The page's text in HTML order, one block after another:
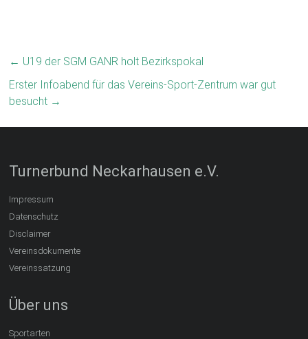
← U19 der SGM GANR holt Bezirkspokal
Erster Infoabend für das Vereins-Sport-Zentrum war gut
besucht →
Turnerbund Neckarhausen e.V.
Impressum
Datenschutz
Disclaimer
Vereinsdokumente
Vereinssatzung
Über uns
Sportarten